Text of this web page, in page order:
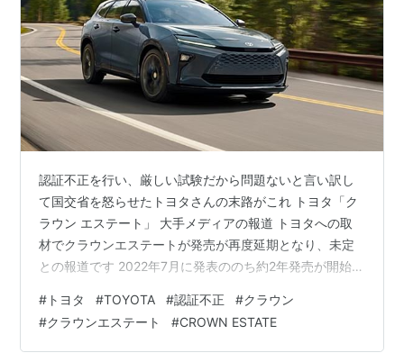
認証不正を行い、厳しい試験だから問題ないと言い訳し
て国交省を怒らせたトヨタさんの末路がこれ トヨタ「ク
ラウン エステート」 大手メディアの報道 トヨタへの取
材でクラウンエステートが発売が再度延期となり、未定
との報道です 2022年7月に発表ののち約2年発売が開始さ
月下旬に予定していたクラウンの新車種エステートの発
売を延期する方針を固めた。 最後のエステートは当初、
３月までに発売する予定だったが、「車両の作り込みを
# トヨタ #TOYOTA #認証不正 #クラウン
#クラウンエステート #CROWN ESTATE